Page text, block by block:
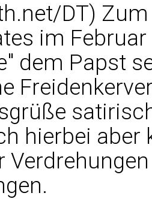
DT)
im Februar
dem Papst
hierbei aber